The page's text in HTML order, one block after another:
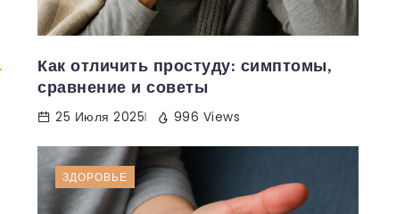
Как отличить простуду: симптомы,
сравнение и советы
25 Июля 2025 996 Views
ЗДОРОВЬЕ